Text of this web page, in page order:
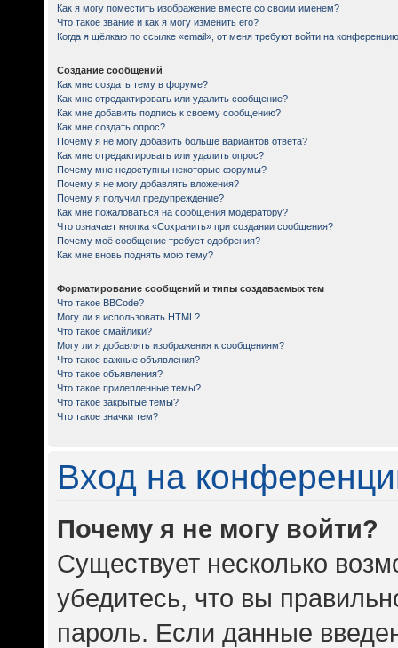
Как я могу поместить изображение вместе со своим именем?
Что такое звание и как я могу изменить его?
Когда я щёлкаю по ссылке «email», от меня требуют войти на
Создание сообщений
Как мне создать тему в форуме?
Как мне отредактировать или удалить сообщение?
Как мне добавить подпись к своему сообщению?
Как мне создать опрос?
Почему я не могу добавить больше вариантов ответа?
Как мне отредактировать или удалить опрос?
Почему мне недоступны некоторые форумы?
Почему я не могу добавлять вложения?
Почему я получил предупреждение?
Как мне пожаловаться на сообщения модератору?
Что означает кнопка «Сохранить» при создании сообщения?
Почему моё сообщение требует одобрения?
Как мне вновь поднять мою тему?
Форматирование сообщений и типы создаваемых тем
Что такое BBCode?
Могу ли я использовать HTML?
Что такое смайлики?
Могу ли я добавлять изображения к сообщениям?
Что такое важные объявления?
Что такое объявления?
Что такое прилепленные темы?
Что такое закрытые темы?
Что такое значки тем?
Вход на
Почему я не могу войти?
Существует несколько
убедитесь, что вы
пароль. Если данные